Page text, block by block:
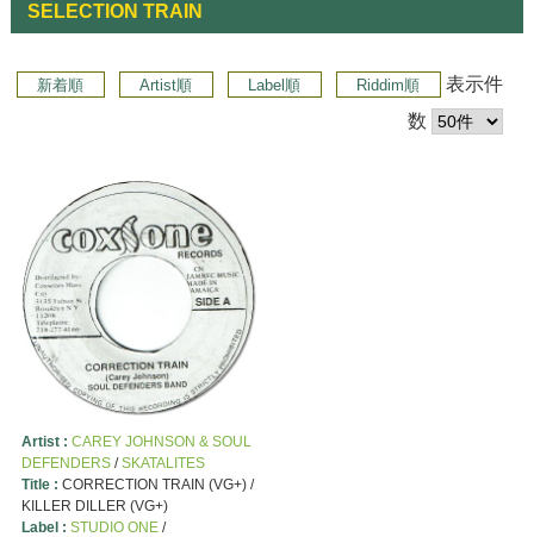
SELECTION TRAIN
新着順 Artist順 Label順 Riddim順
表示件
数
Artist : CAREY JOHNSON & SOUL
DEFENDERS/SKATALITES
Title : CORRECTION TRAIN (VG+) /
KILLER DILLER (VG+)
Label : STUDIO ONE/